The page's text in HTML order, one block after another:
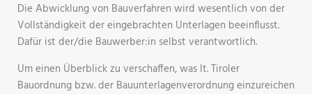
Die Abwicklung von Bauverfahren wird wesentlich von der
Vollständigkeit der eingebrachten Unterlagen beeinflusst.
Dafür ist der/die Bauwerber:in selbst verantwortlich.
Um einen Überblick zu verschaffen, was lt. Tiroler
Bauordnung bzw. der Bauunterlagenverordnung einzureichen